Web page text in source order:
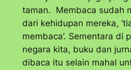
taman. Membaca sudah
dari kehidupan mereka,
membaca’. Sementara di
negara kita, buku dan
dibaca itu selain mahal